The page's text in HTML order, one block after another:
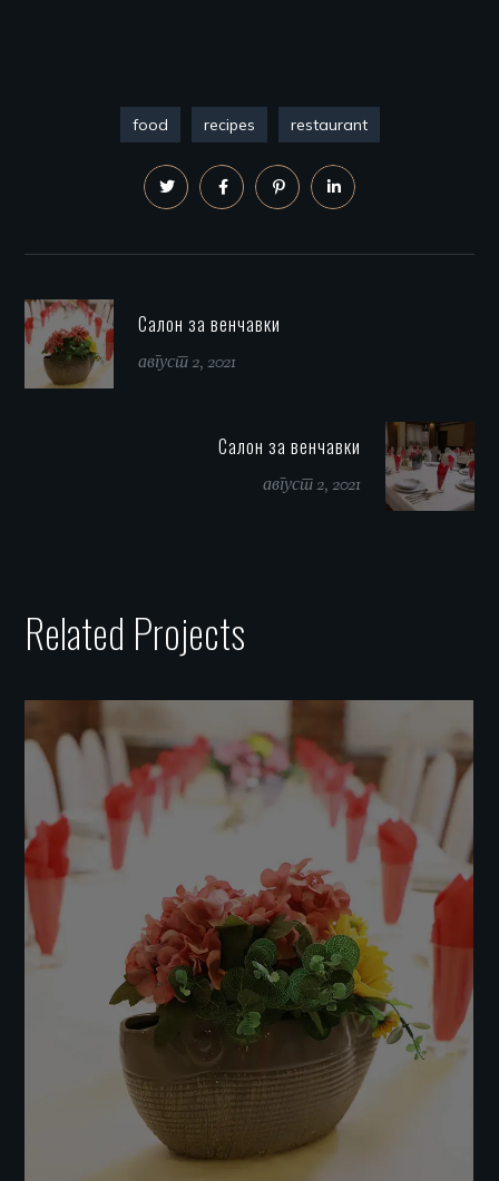
food recipes restaurant
Салон за венчавки
август 2, 2021
Салон за венчавки
август 2, 2021
Related Projects